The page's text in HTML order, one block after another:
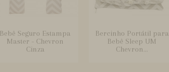
Bebê Seguro Estampa
Master - Chevron
Cinza
Bercinho Portátil para
Bebê Sleep UM
Chevron...